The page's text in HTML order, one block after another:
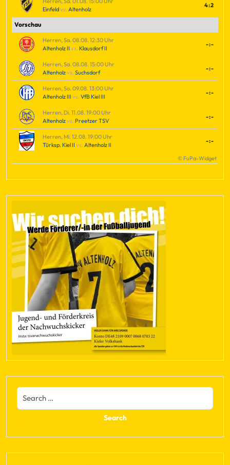
Einfeldvs.Altenholz
4:2
Vorschau
Herren, Sa. 08.08. 12:30 Uhr
Altenholz II vs. Klausdorf II
-:-
Herren, Sa. 08.08. 15:00 Uhr
Altenholzvs.Suchsdorf
-:-
Herren, So. 09.08. 13:00 Uhr
Altenholz III vs.VfB Kiel III
-:-
Herren, Di. 11.08. 19:00 Uhr
Altenholzvs. Preetzer TSV
-:-
Herren, Mi. 12.08. 19:00 Uhr
Türksp. Kiel II vs.Altenholz II
-:-
© FuPa-Widget